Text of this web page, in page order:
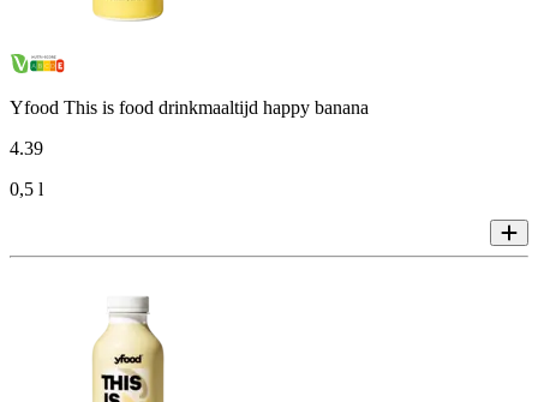
Yfood This is food drinkmaaltijd happy banana
4.39
0,5 l